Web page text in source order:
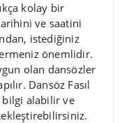
kolay bir
ve saatini
istediğiniz
önemlidir.
olan dansözler
Dansöz Fasıl
bilgi alabilir ve